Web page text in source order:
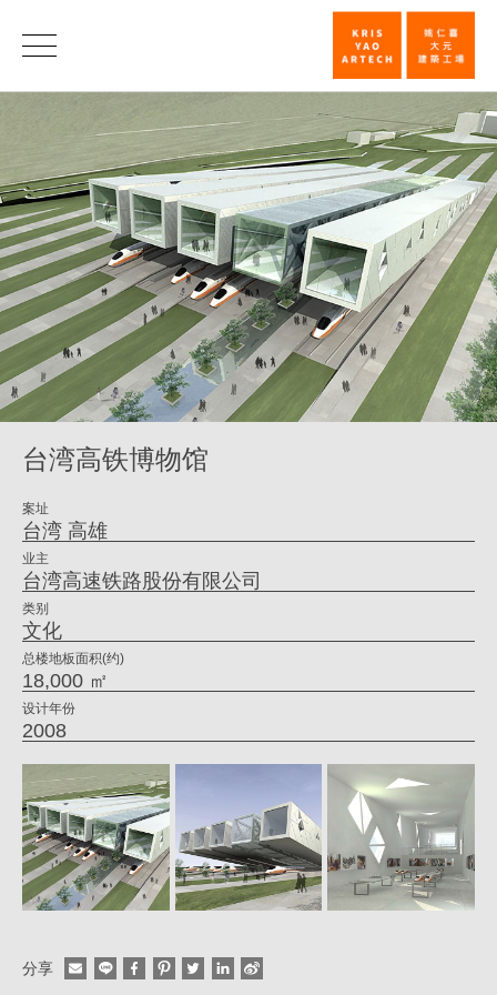
台
湾
高
铁
博
物
馆
_
文
化
_
仁
大
建
筑
工
场
台湾高铁博物馆
案址
台湾 高雄
业主
台湾高速铁路股份有限公司
类别
文化
总楼地板面积(约)
18,000 ㎡
设计年份
2008
分享